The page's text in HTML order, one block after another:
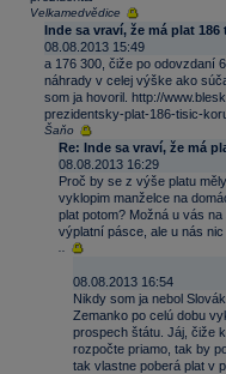
Velkamedvědice
Inde sa vraví, že má plat
08.08.2013 15:49
a 176 300, čiže po odovzdaní
náhrady v celej výške ako
som ja hovoril. http://
prezidentsky-plat-186-tisic-
Šaňo
Re: Inde sa vraví, že má
08.08.2013 16:29
Proč by se z výše platu
vyklopim manželce na
plat potom? Možná u vás
výplatní pásce, ale u nás
08.08.2013 16:54
Nikdy som ja nebol
Zemanko po celú dobu
prospech štátu. Jáj, čiže
rozpočte priamo, tak by
tak vlastne poberá plat v